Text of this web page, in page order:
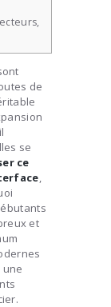
de
se
ce
,
et